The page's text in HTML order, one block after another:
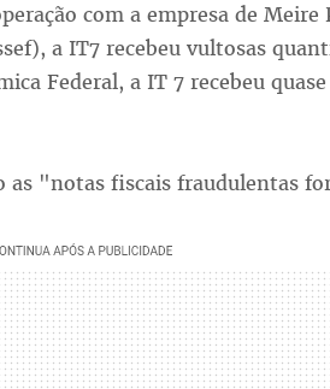
com a empresa de Meire
a IT7 recebeu vultosas
Federal, a IT 7 recebeu
as "notas fiscais fraudulentas